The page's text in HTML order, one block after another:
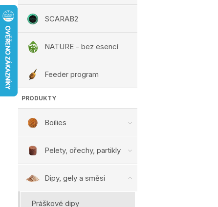
SCARAB2
NATURE - bez esencí
Feeder program
PRODUKTY
Boilies
Pelety, ořechy, partikly
Dipy, gely a směsi
Práškové dipy